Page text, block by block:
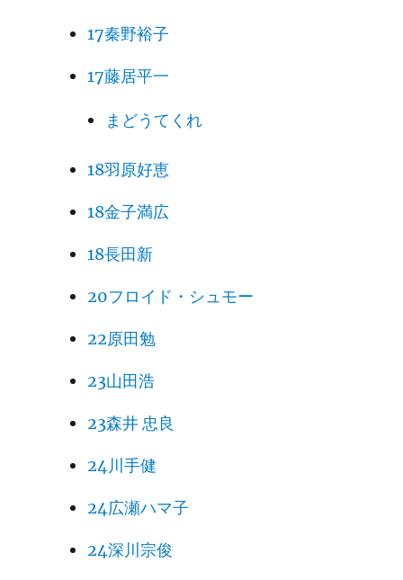
17秦野裕子
17藤居平一
まどうてくれ
18羽原好恵
18金子満広
18長田新
20フロイド・シュモー
22原田勉
23山田浩
23森井 忠良
24川手健
24広瀬ハマ子
24深川宗俊